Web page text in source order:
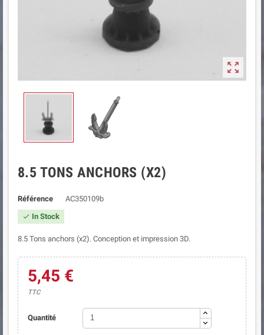

8.5 TONS ANCHORS (X2)
Référence AC350109b
 In Stock
8.5 Tons anchors (x2). Conception et impression 3D.
5,45 €
TTC
Quantité